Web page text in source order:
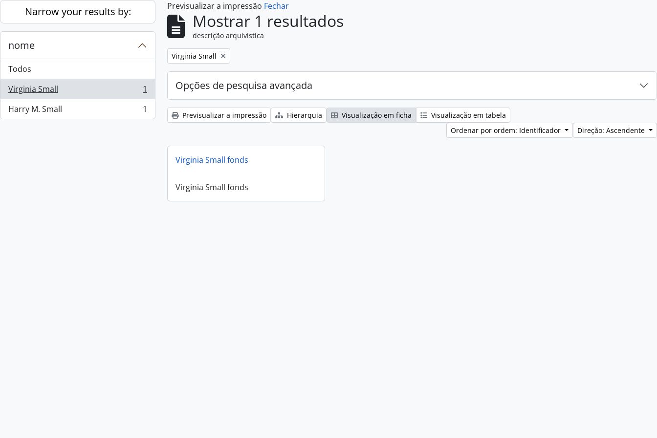
Skip to main content
Narrow your results by:
nome
Todos
Virginia Small
, 1 resultados
1
Harry M. Small
, 1 resultados 1
Previsualizar a impressão Fechar
Mostrar 1 resultados
descrição arquivística
Remove filter:
Virginia Small
Opções de pesquisa avançada
Previsualizar a impressão Hierarquia Visualização em ficha
Visualização em tabela
Ordenar por ordem: Identificador
Direção: Ascendente
Virginia Small fonds
Virginia Small fonds